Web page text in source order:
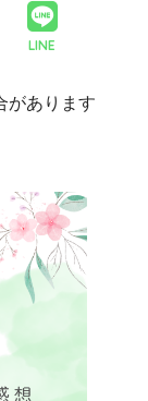
LINE
があります